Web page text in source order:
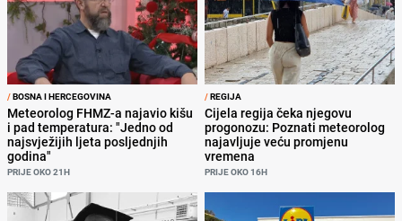
/BOSNA I HERCEGOVINA
Meteorolog FHMZ-a najavio kišu
i pad temperatura: "Jedno od
najsvježijih ljeta posljednjih
godina"
PRIJE OKO 21H
/REGIJA
Cijela regija čeka njegovu
progonozu: Poznati meteorolog
najavljuje veću promjenu
vremena
PRIJE OKO 16H